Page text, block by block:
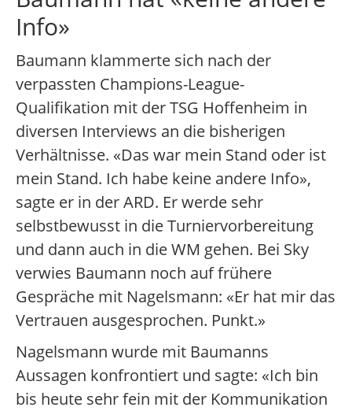
Info»
Baumann klammerte sich nach der
verpassten Champions-League-
Qualifikation mit der TSG Hoffenheim in
diversen Interviews an die bisherigen
Verhältnisse. «Das war mein Stand oder ist
mein Stand. Ich habe keine andere Info»,
sagte er in der ARD. Er werde sehr
selbstbewusst in die Turniervorbereitung
und dann auch in die WM gehen. Bei Sky
verwies Baumann noch auf frühere
Gespräche mit Nagelsmann: «Er hat mir das
Vertrauen ausgesprochen. Punkt.»
Nagelsmann wurde mit Baumanns
Aussagen konfrontiert und sagte: «Ich bin
bis heute sehr fein mit der Kommunikation